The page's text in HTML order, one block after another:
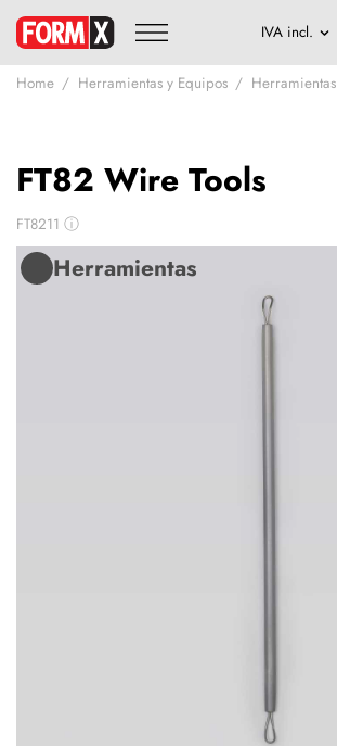
Home Herramientas y Equipos Herramientas
FT82 Wire Tools
FT8211 ⓘ
Herramientas